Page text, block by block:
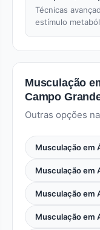
Técnicas
estímulo
Musculação
Campo
Outras opções
Musculação em
Musculação em
Musculação em
Musculação em